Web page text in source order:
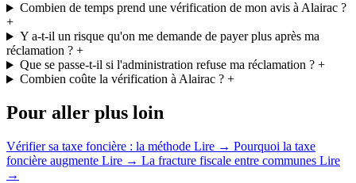
Combien de temps prend une vérification de mon avis à Alairac ?
+
Y a-t-il un risque qu'on me demande de payer plus après ma
réclamation ? +
Que se passe-t-il si l'administration refuse ma réclamation ?+
Combien coûte la vérification à Alairac ?+
Pour aller plus loin
Vérifier sa taxe foncière : la méthode Lire → Pourquoi la taxe
foncière augmente Lire → La fracture fiscale entre communes Lire
→